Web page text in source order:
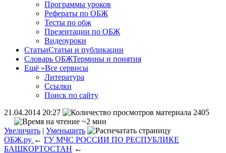
Программы уроков
Рефераты по ОБЖ
Тесты по обж
Презентации по ОБЖ
Видеоуроки
СтатьиСтатьи и публикации
Словарь ОБЖТермины и понятия
Ещё »Все сервисы
Литература
Ссылки
Поиск по сайту
21.04.2014 20:27
2405
~2 мин
Увеличить | Уменьшить
ОБЖ.ру ← ГУ МЧС РОССИИ ПО РЕСПУБЛИКЕ
БАШКОРТОСТАН ←